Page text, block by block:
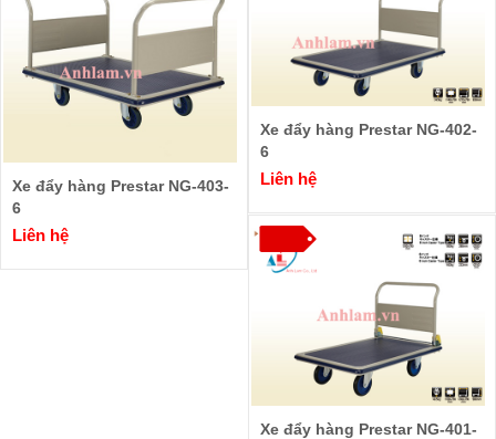
Xe đẩy hàng Prestar NG-403-
6
Liên hệ
Xe đẩy hàng Prestar NG-402-
6
Liên hệ
Xe đẩy hàng Prestar NG-401-